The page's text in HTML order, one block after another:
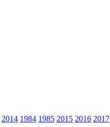
2014 1984 1985 2015 2016 2017